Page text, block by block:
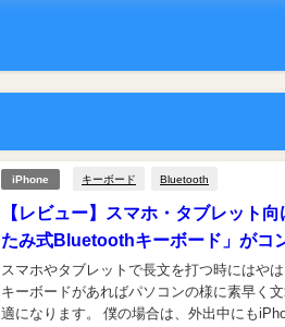
iPhone キーボード Bluetooth
【レビュー】スマホ・タブレット
たみ式Bluetoothキーボード」がコ
スマホやタブレットで長文を打つ時にはや
キーボードがあればパソコンの様に素早く
適になります。 僕の場合は、外出中にも